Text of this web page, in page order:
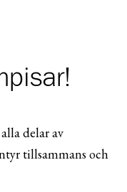
delar av
tillsammans och